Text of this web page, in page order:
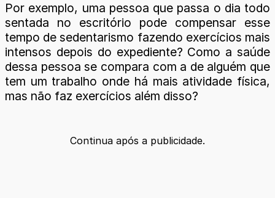
Por exemplo, uma pessoa que passa o dia todo
sentada no escritório pode compensar esse
tempo de sedentarismo fazendo exercícios mais
intensos depois do expediente? Como a saúde
dessa pessoa se compara com a de alguém que
tem um trabalho onde há mais atividade física,
mas não faz exercícios além disso?
Continua após a publicidade.